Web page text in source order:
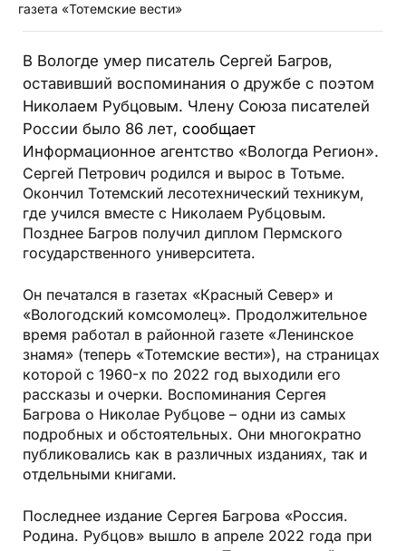
газета «Тотемские вести»
В Вологде умер писатель Сергей Багров,
оставивший воспоминания о дружбе с поэтом
Николаем Рубцовым. Члену Союза писателей
России было 86 лет, сообщает
Информационное агентство «Вологда Регион».
Сергей Петрович родился и вырос в Тотьме.
Окончил Тотемский лесотехнический техникум,
где учился вместе с Николаем Рубцовым.
Позднее Багров получил диплом Пермского
государственного университета.
Он печатался в газетах «Красный Север» и
«Вологодский комсомолец». Продолжительное
время работал в районной газете «Ленинское
знамя» (теперь «Тотемские вести»), на страницах
которой с 1960-х по 2022 год выходили его
рассказы и очерки. Воспоминания Сергея
Багрова о Николае Рубцове – одни из самых
подробных и обстоятельных. Они многократно
публиковались как в различных изданиях, так и
отдельными книгами.
Последнее издание Сергея Багрова «Россия.
Родина. Рубцов» вышло в апреле 2022 года при